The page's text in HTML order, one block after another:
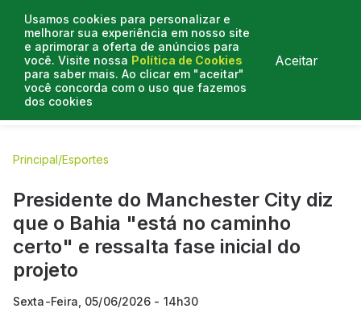
Usamos cookies para personalizar e
melhorar sua experiência em nosso site
e aprimorar a oferta de anúncios para
você. Visite nossa Política de Cookies
para saber mais. Ao clicar em "aceitar"
você concorda com o uso que fazemos
dos cookies
Aceitar
E.C Bahia
Principal/Esportes
Presidente do Manchester City diz
que o Bahia "está no caminho
certo" e ressalta fase inicial do
projeto
Sexta-Feira, 05/06/2026 - 14h30